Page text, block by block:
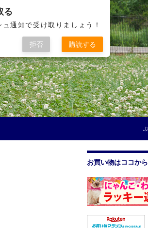
お買い物はココか
る
通知で受け取りましょう！
拒否 購読する